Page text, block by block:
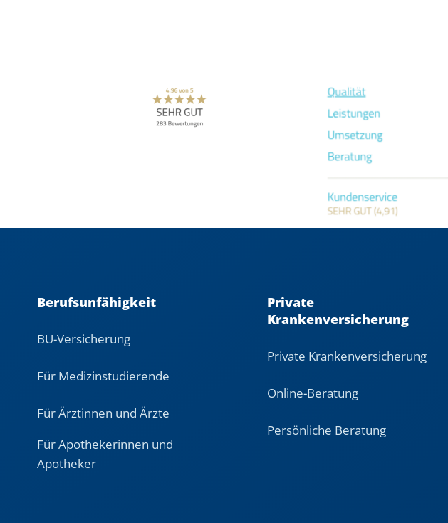
Berufsunfähigkeit
BU-Versicherung
Für Medizinstudierende
Für Ärztinnen und Ärzte
Für Apothekerinnen und
Apotheker
Private
Krankenversicherung
Private Krankenversicherung
Online-Beratung
Persönliche Beratung